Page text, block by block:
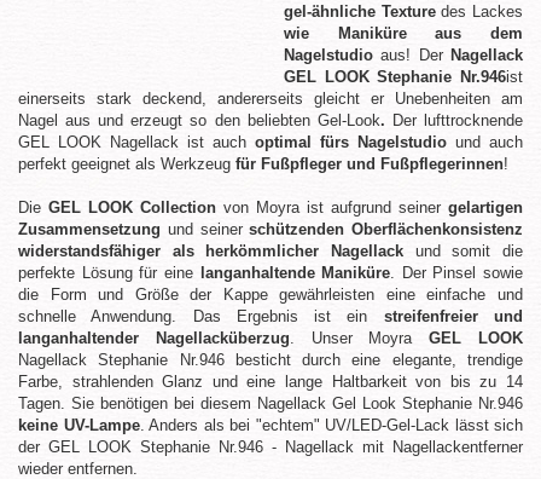
gel-ähnliche Texturedes Lackes
wie Maniküre aus dem
Nagelstudio aus! Der Nagellack
GEL LOOK Stephanie Nr.946ist
einerseits stark deckend, andererseits gleicht er Unebenheiten am
Nagel aus und erzeugt so den beliebten Gel-Look. Der lufttrocknende
GEL LOOK Nagellack ist auch optimal fürs Nagelstudio und auch
perfekt geeignet als Werkzeug für Fußpfleger und Fußpflegerinnen!
Die GEL LOOK Collection von Moyra ist aufgrund seiner gelartigen
Zusammensetzung und seinerschützenden Oberflächenkonsistenz
widerstandsfähiger als herkömmlicher Nagellack und somit die
perfekte Lösung für eine langanhaltende Maniküre . Der Pinsel sowie
die Form und Größe der Kappe gewährleisten eine einfache und
schnelle Anwendung. Das Ergebnis ist ein streifenfreier und
langanhaltender Nagellacküberzug . Unser MoyraGEL LOOK
Nagellack Stephanie Nr.946 besticht durch eine elegante, trendige
Farbe, strahlenden Glanz und eine lange Haltbarkeit von bis zu 14
Tagen. Sie benötigen bei diesem Nagellack Gel Look Stephanie Nr.946
keine UV-Lampe. Anders als bei "echtem" UV/LED-Gel-Lack lässt sich
der GEL LOOK Stephanie Nr.946 - Nagellack mit Nagellackentferner
wieder entfernen.